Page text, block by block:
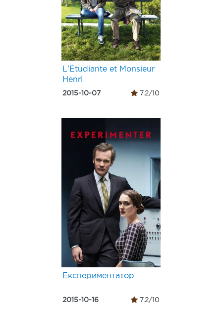
L'Étudiante et Monsieur
Henri
2015-10-07 7.2/10
Експериментатор
2015-10-16 7.2/10